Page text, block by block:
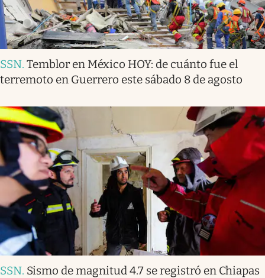
SSN. Temblor en México HOY: de cuánto fue el
terremoto en Guerrero este sábado 8 de agosto
SSN. Sismo de magnitud 4.7 se registró en Chiapas